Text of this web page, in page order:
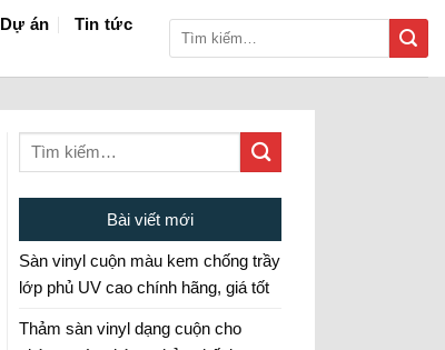
Dự án Tin tức
Bài viết mới
Sàn vinyl cuộn màu kem chống trầy
lớp phủ UV cao chính hãng, giá tốt
Thảm sàn vinyl dạng cuộn cho